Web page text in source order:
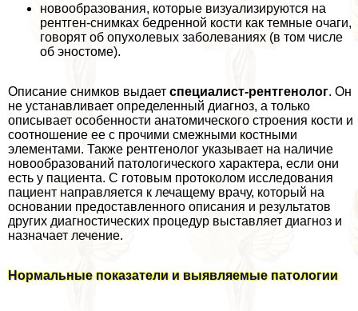
новообразования, которые визуализируются на
рентген-снимках бедренной кости как темные очаги,
говорят об опухолевых заболеваниях (в том числе
об эностоме).
Описание снимков выдает специалист-рентгенолог. Он
не устанавливает определенный диагноз, а только
описывает особенности анатомического строения кости и
соотношение ее с прочими смежными костными
элементами. Также рентгенолог указывает на наличие
новообразований патологического хаpaктера, если они
есть у пациента. С готовым протоколом исследования
пациент направляется к лечащему врачу, который на
основании предоставленного описания и результатов
других диагностических процедур выставляет диагноз и
назначает лечение.
Нормальные показатели и выявляемые патологии